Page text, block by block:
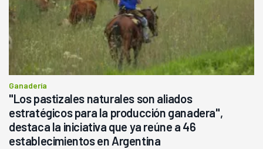
Ganadería
"Los pastizales naturales son aliados
estratégicos para la producción ganadera",
destaca la iniciativa que ya reúne a 46
establecimientos en Argentina